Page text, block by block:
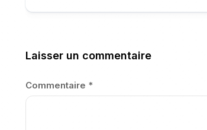
Laisser un commentaire
Commentaire *